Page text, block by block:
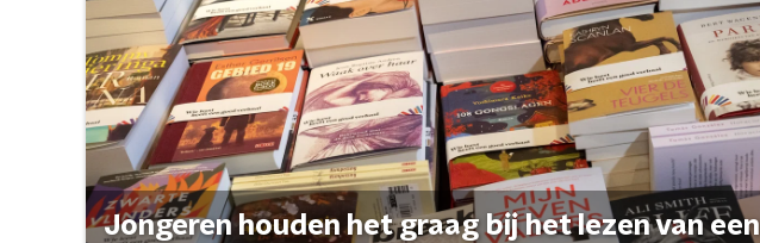
Jongeren houden het graag bij het lezen van een